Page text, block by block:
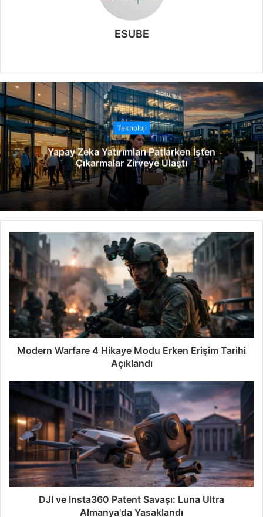
ESUBE
b
s
i
t
e
s
i
Teknoloji
Yapay Zeka Yatırımları Patlarken İşten
Çıkarmalar Zirveye Ulaştı
Modern Warfare 4 Hikaye Modu Erken Erişim Tarihi
Açıklandı
DJI ve Insta360 Patent Savaşı: Luna Ultra
Almanya'da Yasaklandı